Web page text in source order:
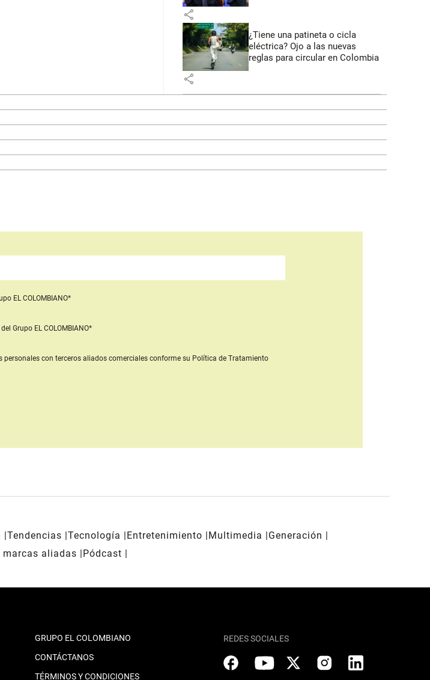
share
¿Tiene una patineta o cicla
eléctrica? Ojo a las nuevas
reglas para circular en Colombia
share
EL COLOMBIANO*
Grupo EL COLOMBIANO*
con terceros aliados comercialesconforme su Política de Tratamiento
Tendencias Tecnología Entretenimiento Multimedia
Generación
marcas aliadas
Pódcast
GRUPO EL COLOMBIANO
CONTÁCTANOS
TÉRMINOS Y CONDICIONES
REDES SOCIALES